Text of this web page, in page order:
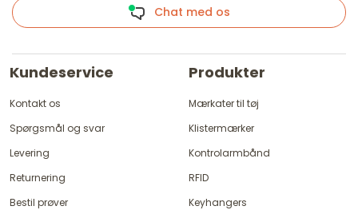
Chat med os
Kundeservice
Kontakt os
Spørgsmål og svar
Levering
Returnering
Bestil prøver
Produkter
Mærkater til tøj
Klistermærker
Kontrolarmbånd
RFID
Keyhangers